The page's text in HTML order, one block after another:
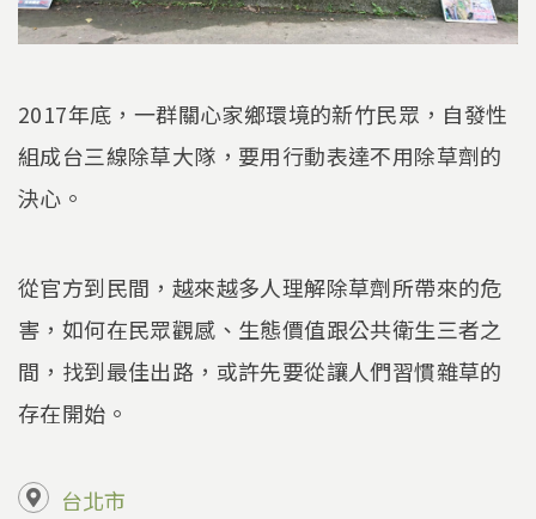
2017年底，一群關心家鄉環境的新竹民眾，自發性
組成台三線除草大隊，要用行動表達不用除草劑的
決心。
從官方到民間，越來越多人理解除草劑所帶來的危
害，如何在民眾觀感、生態價值跟公共衛生三者之
間，找到最佳出路，或許先要從讓人們習慣雜草的
存在開始。
台北市